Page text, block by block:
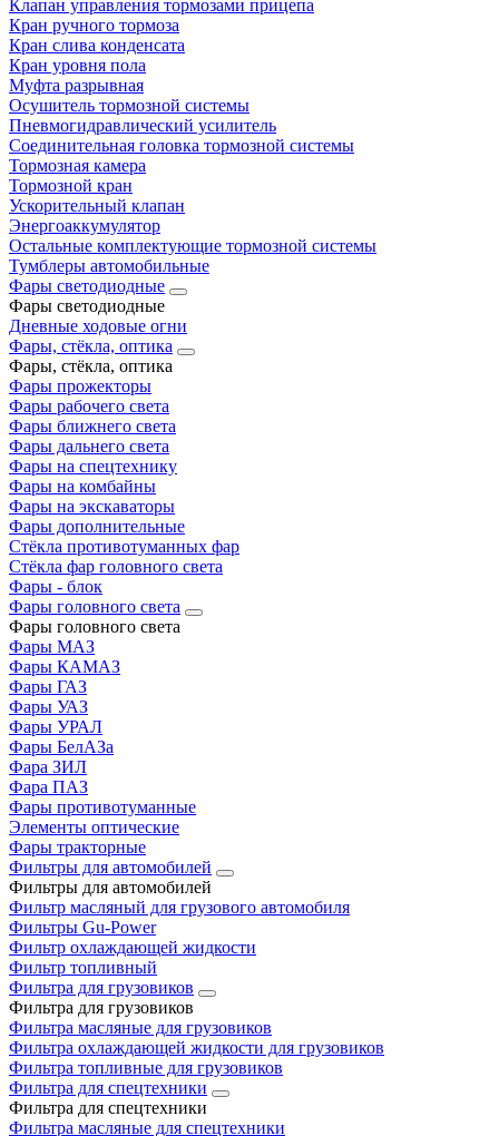
Клапан управления тормозами прицепа
Кран ручного тормоза
Кран слива конденсата
Кран уровня пола
Муфта разрывная
Осушитель тормозной системы
Пневмогидравлический усилитель
Соединительная головка тормозной системы
Тормозная камера
Тормозной кран
Ускорительный клапан
Энергоаккумулятор
Остальные комплектующие тормозной системы
Тумблеры автомобильные
Фары светодиодные
Фары светодиодные
Дневные ходовые огни
Фары, стёкла, оптика
Фары, стёкла, оптика
Фары прожекторы
Фары рабочего света
Фары ближнего света
Фары дальнего света
Фары на спецтехнику
Фары на комбайны
Фары на экскаваторы
Фары дополнительные
Стёкла противотуманных фар
Стёкла фар головного света
Фары - блок
Фары головного света
Фары головного света
Фары МАЗ
Фары КАМАЗ
Фары ГАЗ
Фары УАЗ
Фары УРАЛ
Фары БелАЗа
Фара ЗИЛ
Фара ПАЗ
Фары противотуманные
Элементы оптические
Фары тракторные
Фильтры для автомобилей
Фильтры для автомобилей
Фильтр масляный для грузового автомобиля
Фильтры Gu-Power
Фильтр охлаждающей жидкости
Фильтр топливный
Фильтра для грузовиков
Фильтра для грузовиков
Фильтра масляные для грузовиков
Фильтра охлаждающей жидкости для грузовиков
Фильтра топливные для грузовиков
Фильтра для спецтехники
Фильтра для спецтехники
Фильтра масляные для спецтехники